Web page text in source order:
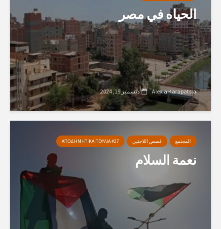
الحياه في مصر
Alexia Karapatsia ديسمبر 19, 2024
المجتمع قصص اللاجئين ΑΠΟΔΗΜΗΤΙΚΑ ΠΟΥΛΙΑ #27
نعمة السلام